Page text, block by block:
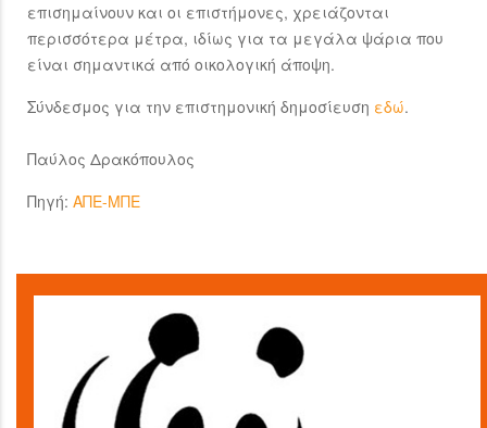
επισημαίνουν και οι επιστήμονες, χρειάζονται
περισσότερα μέτρα, ιδίως για τα μεγάλα ψάρια που
είναι σημαντικά από οικολογική άποψη.
Σύνδεσμος για την επιστημονική δημοσίευση εδώ.
Παύλος Δρακόπουλος
Πηγή: ΑΠΕ-ΜΠΕ